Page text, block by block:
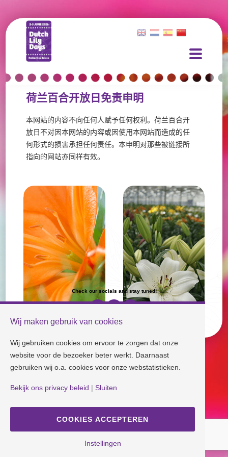
荷兰百合开放日免责申明
本网站的内容不向任何人赋予任何权利。荷兰百合开
放日不对因本网站的内容或因使用本网站而造成的任
何形式的损害承担任何责任。本申明对那些被链接所
指向的网站亦同样有效。
Check our socials and stay tuned!
Wij maken gebruik van cookies
Wij gebruiken cookies om ervoor te zorgen dat onze
website voor de bezoeker beter werkt. Daarnaast
gebruiken wij o.a. cookies voor onze webstatistieken.
Bekijk ons privacy beleid | Sluiten
COOKIES ACCEPTEREN
Instellingen